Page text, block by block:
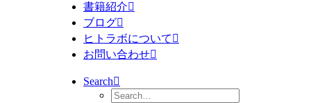
書籍紹介
ブログ
ヒトラボについて
お問い合わせ
Search